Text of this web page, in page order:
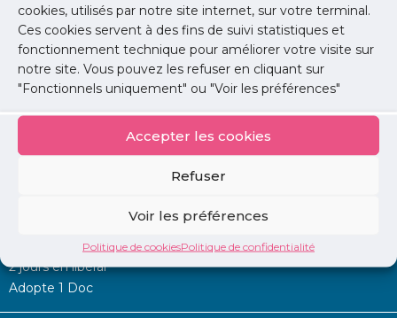
cookies, utilisés par notre site internet, sur votre terminal.
Ces cookies servent à des fins de suivi statistiques et
fonctionnement technique pour améliorer votre visite sur
notre site. Vous pouvez les refuser en cliquant sur
"Fonctionnels uniquement" ou "Voir les préférences"
Accepter les cookies
Refuser
Voir les préférences
Politique de cookiesPolitique de confidentialité
Permanence d’aide à l’installation
2 jours en libéral
Adopte 1 Doc